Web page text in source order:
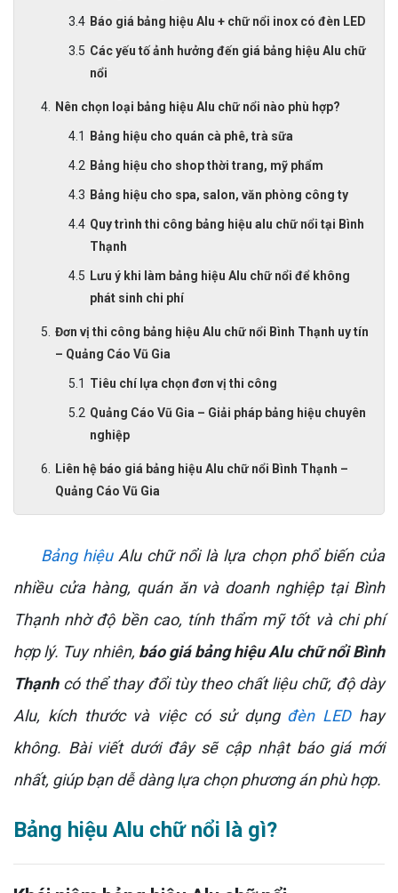
Báo giá bảng hiệu Alu + chữ nổi inox có đèn LED
Các yếu tố ảnh hưởng đến giá bảng hiệu Alu chữ
nổi
Nên chọn loại bảng hiệu Alu chữ nổi nào phù hợp?
Bảng hiệu cho quán cà phê, trà sữa
Bảng hiệu cho shop thời trang, mỹ phẩm
Bảng hiệu cho spa, salon, văn phòng công ty
Quy trình thi công bảng hiệu alu chữ nổi tại Bình
Thạnh
Lưu ý khi làm bảng hiệu Alu chữ nổi để không
phát sinh chi phí
Đơn vị thi công bảng hiệu Alu chữ nổi Bình Thạnh uy tín
– Quảng Cáo Vũ Gia
Tiêu chí lựa chọn đơn vị thi công
Quảng Cáo Vũ Gia – Giải pháp bảng hiệu chuyên
nghiệp
Liên hệ báo giá bảng hiệu Alu chữ nổi Bình Thạnh –
Quảng Cáo Vũ Gia
Bảng hiệuAlu chữ nổi là lựa chọn phổ biến của
nhiều cửa hàng, quán ăn và doanh nghiệp tại Bình
Thạnh nhờ độ bền cao, tính thẩm mỹ tốt và chi phí
hợp lý. Tuy nhiên, báo giá bảng hiệu Alu chữ nổi Bình
Thạnhcó thể thay đổi tùy theo chất liệu chữ, độ dày
Alu, kích thước và việc có sử dụng đèn LEDhay
không. Bài viết dưới đây sẽ cập nhật báo giá mới
nhất, giúp bạn dễ dàng lựa chọn phương án phù hợp.
Bảng hiệu Alu chữ nổi là gì?